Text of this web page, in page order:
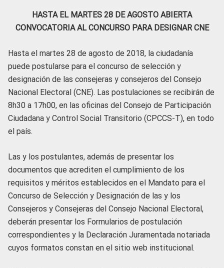
HASTA EL MARTES 28 DE AGOSTO ABIERTA
CONVOCATORIA AL CONCURSO PARA DESIGNAR CNE
Hasta el martes 28 de agosto de 2018, la ciudadanía
puede postularse para el concurso de selección y
designación de las consejeras y consejeros del Consejo
Nacional Electoral (CNE). Las postulaciones se recibirán de
8h30 a 17h00, en las oficinas del Consejo de Participación
Ciudadana y Control Social Transitorio (CPCCS-T), en todo
el país.
Las y los postulantes, además de presentar los
documentos que acrediten el cumplimiento de los
requisitos y méritos establecidos en el Mandato para el
Concurso de Selección y Designación de las y los
Consejeros y Consejeras del Consejo Nacional Electoral,
deberán presentar los Formularios de postulación
correspondientes y la Declaración Juramentada notariada
cuyos formatos constan en el sitio web institucional.